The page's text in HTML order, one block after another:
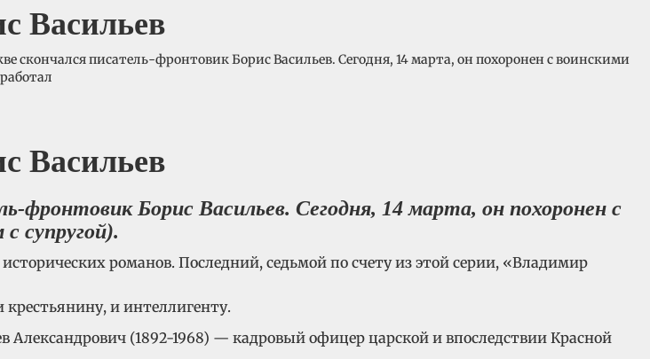
Васильев
скончался писатель-фронтовик Борис Васильев. Сегодня, 14 марта, он похоронен с воинскими
Васильев
фронтовик Борис Васильев. Сегодня, 14 марта, он похоронен с
супругой).
романов. Последний, седьмой по счету из этой серии, «Владимир
и интеллигенту.
Александрович (1892-1968) — кадровый офицер царской и впоследствии Красной